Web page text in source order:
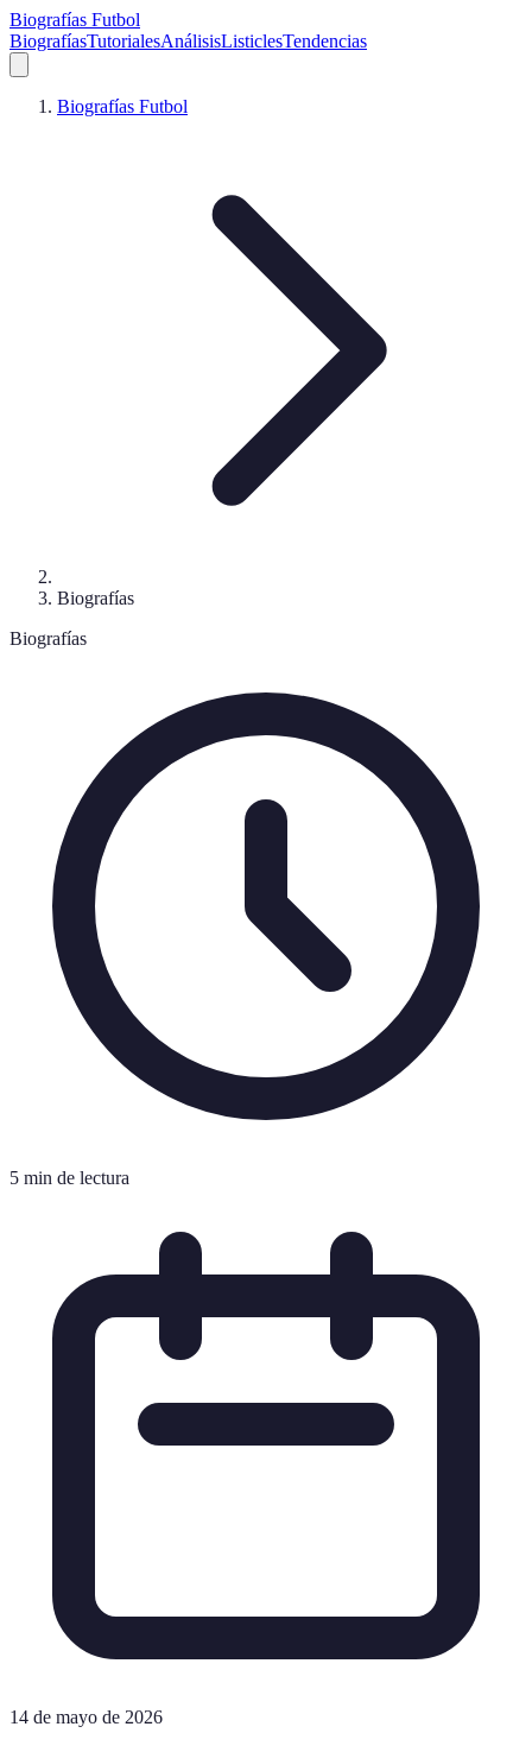
Biografías Futbol
BiografíasTutorialesAnálisisListiclesTendencias
Biografías Futbol
Biografías
Biografías
5 min de lectura
14 de mayo de 2026